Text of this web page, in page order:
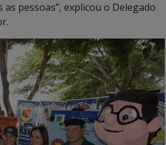
pessoas”, explicou o Delegado